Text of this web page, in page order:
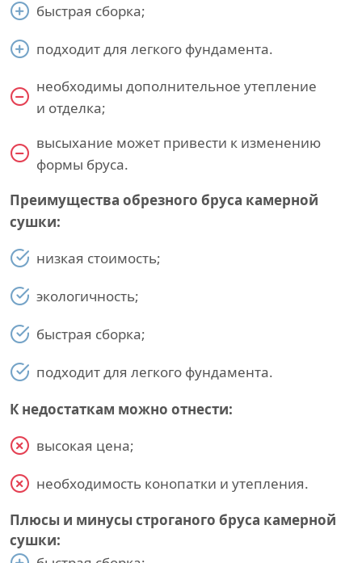
быстрая сборка;
подходит для легкого фундамента.
необходимы дополнительное утепление
и отделка;
высыхание может привести к изменению
формы бруса.
Преимущества обрезного бруса камерной
сушки:
низкая стоимость;
экологичность;
быстрая сборка;
подходит для легкого фундамента.
К недостаткам можно отнести:
высокая цена;
необходимость конопатки и утепления.
Плюсы и минусы строганого бруса камерной
сушки: